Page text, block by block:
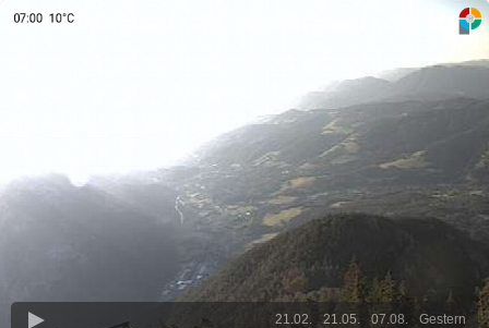
Gestern
07.08.
21.05.
21.02.